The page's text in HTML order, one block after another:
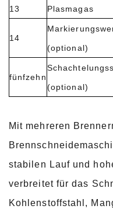
13 Plasmagas
14
(optional)
fünfzehn
(optional)
Mit mehreren
stabilen Lauf und
verbreitet für das
Kohlenstoffstahl,